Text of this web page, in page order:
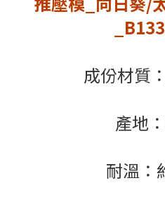
成份材質
產地
耐溫